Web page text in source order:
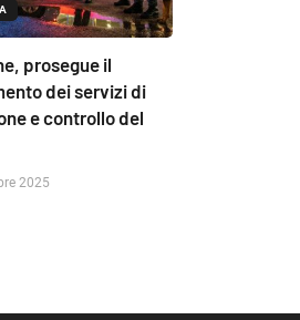
prosegue il
dei servizi di
e controllo del
2025